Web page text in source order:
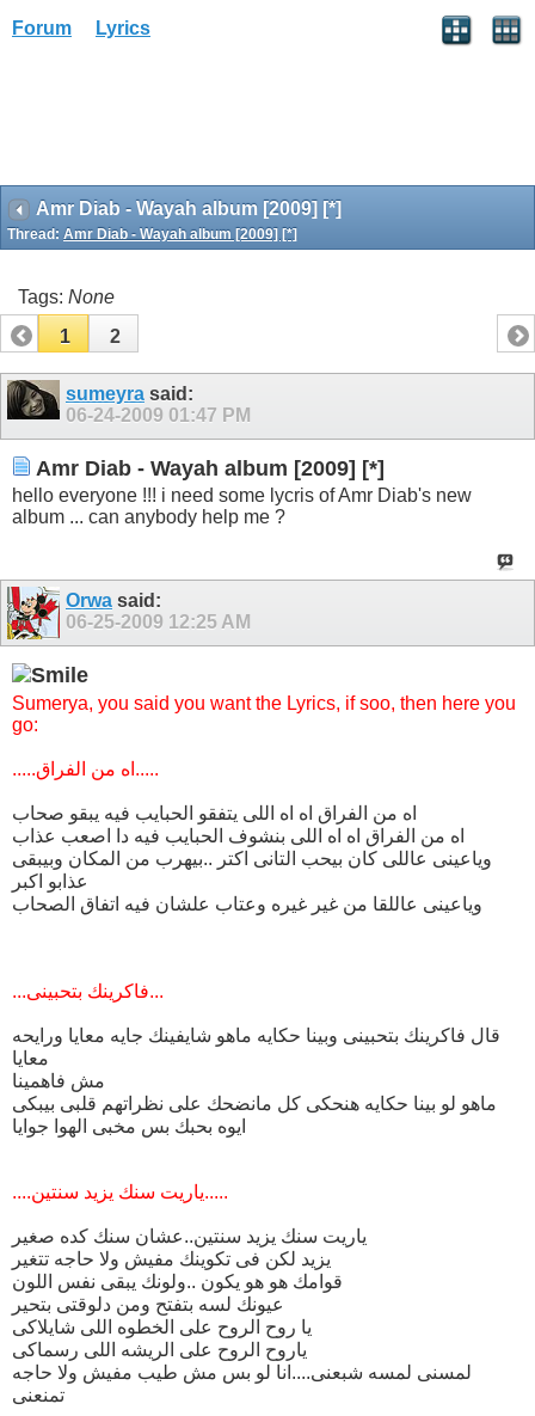
Forum Lyrics
Amr Diab - Wayah album [2009] [*]
Thread: Amr Diab - Wayah album [2009] [*]
Tags: None
1
2
sumeyra said:
06-24-2009 01:47 PM
Amr Diab - Wayah album [2009] [*]
hello everyone !!! i need some lycris of Amr Diab's new
album ... can anybody help me ?
Orwa said:
06-25-2009 12:25 AM
Sumerya, you said you want the Lyrics, if soo, then here you
go:
.....اه من الفراق.....
اه من الفراق اه اه اللى يتفقو الحبايب فيه يبقو صحاب
اه من الفراق اه اه اللى بنشوف الحبايب فيه دا اصعب عذاب
وياعينى عاللى كان بيحب التانى اكتر ..بيهرب من المكان وبيبقى
عذابو اكبر
وياعينى عاللقا من غير غيره وعتاب علشان فيه اتفاق الصحاب
...فاكرينك بتحبينى...
قال فاكرينك بتحبينى وبينا حكايه ماهو شايفينك جايه معايا ورايحه
معايا
مش فاهمينا
ماهو لو بينا حكايه هنحكى كل مانضحك على نظراتهم قلبى بيبكى
ايوه بحبك بس مخبى الهوا جوايا
....ياريت سنك يزيد سنتين.....
ياريت سنك يزيد سنتين..عشان سنك كده صغير
يزيد لكن فى تكوينك مفيش ولا حاجه تتغير
قوامك هو هو يكون ..ولونك يبقى نفس اللون
عيونك لسه بتفتح ومن دلوقتى بتحير
يا روح الروح على الخطوه اللى شايلاكى
ياروح الروح على الريشه اللى رسماكى
لمسنى لمسه شبعنى....انا لو بس مش طيب مفيش ولا حاجه
تمنعنى